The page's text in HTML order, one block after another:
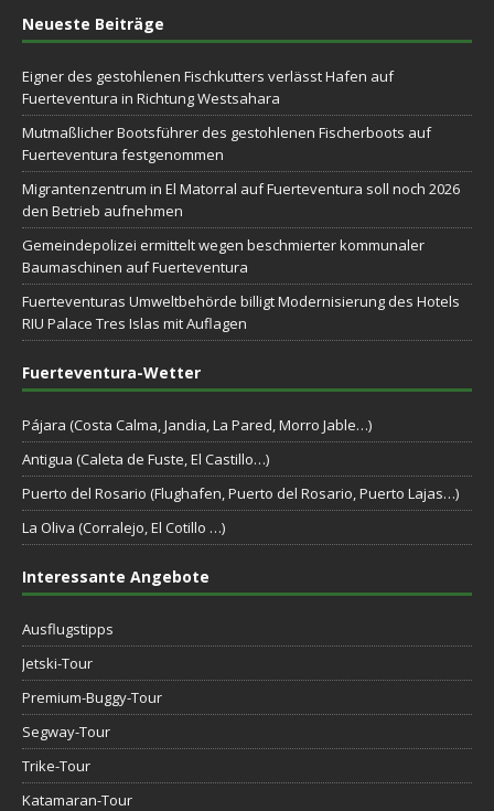
Neueste Beiträge
Eigner des gestohlenen Fischkutters verlässt Hafen auf
Fuerteventura in Richtung Westsahara
Mutmaßlicher Bootsführer des gestohlenen Fischerboots auf
Fuerteventura festgenommen
Migrantenzentrum in El Matorral auf Fuerteventura soll noch 2026
den Betrieb aufnehmen
Gemeindepolizei ermittelt wegen beschmierter kommunaler
Baumaschinen auf Fuerteventura
Fuerteventuras Umweltbehörde billigt Modernisierung des Hotels
RIU Palace Tres Islas mit Auflagen
Fuerteventura-Wetter
Pájara (Costa Calma, Jandia, La Pared, Morro Jable…)
Antigua (Caleta de Fuste, El Castillo…)
Puerto del Rosario (Flughafen, Puerto del Rosario, Puerto Lajas…)
La Oliva (Corralejo, El Cotillo …)
Interessante Angebote
Ausflugstipps
Jetski-Tour
Premium-Buggy-Tour
Segway-Tour
Trike-Tour
Katamaran-Tour